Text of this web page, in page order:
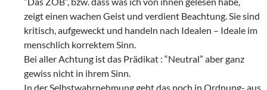
zeigt einen wachen Geist und verdient Beachtung. Sie sind
kritisch, aufgeweckt und handeln nach Idealen – Ideale im
menschlich korrektem Sinn.
Bei aller Achtung ist das Prädikat : “Neutral” aber ganz
gewiss nicht in ihrem Sinn.
In der Selbstwahrnehmung geht das noch in Ordnung- aus